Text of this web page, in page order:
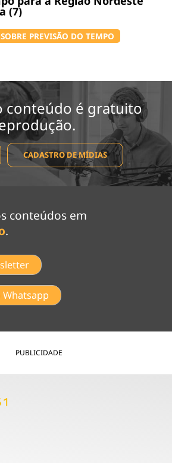
(7)
PREVISÃO DO TEMPO
conteúdo é gratuito
CADASTRO DE MÍDIAS
conteúdos em
.
Whatsapp
PUBLICIDADE